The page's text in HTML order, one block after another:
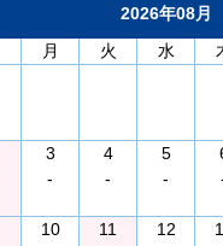
2026年08月
月 火 水
3
-
4
-
5
-
10
11
12